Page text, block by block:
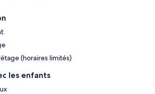
(horaires limités)
les enfants